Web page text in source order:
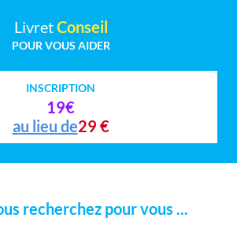
LivretConseil
POUR VOUS AIDER
INSCRIPTION
19€
au lieu de29 €
recherchez pour vous ...